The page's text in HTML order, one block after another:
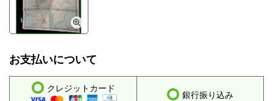
お支払いについて
クレジットカード
銀行振り込み